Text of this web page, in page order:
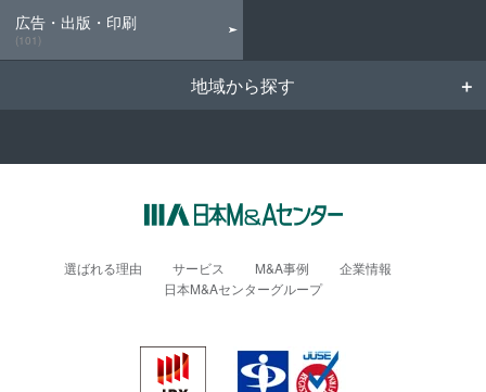
広告・出版・印刷
(101)
地域から探す
選ばれる理由 サービス M&A事例
企業情報
日本M&Aセンターグループ